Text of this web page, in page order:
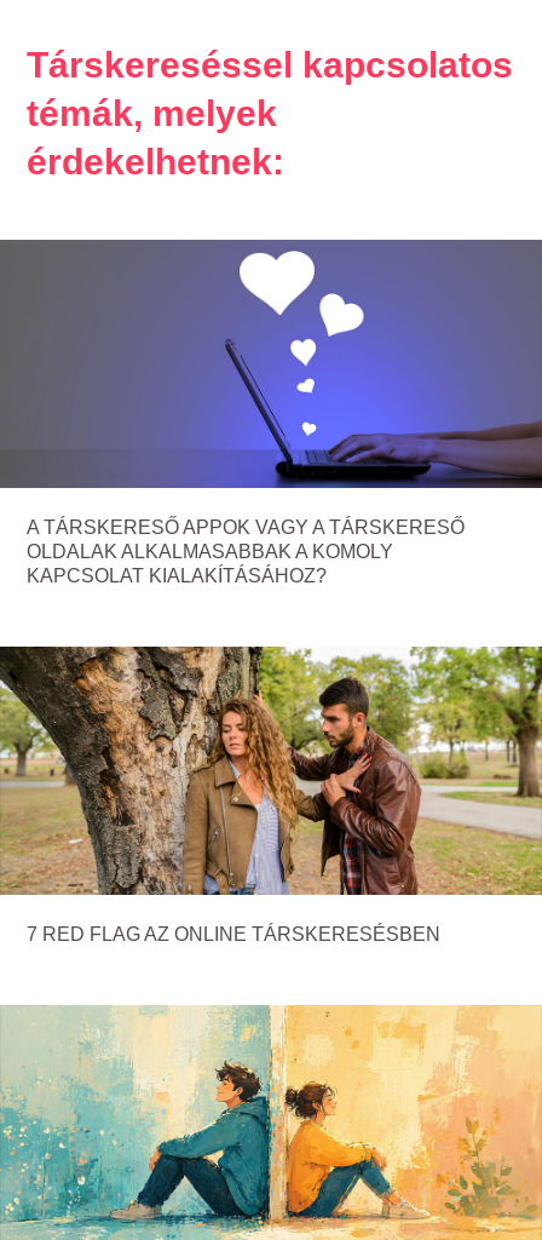
Társkereséssel kapcsolatos
témák, melyek
érdekelhetnek:
A TÁRSKERESŐ APPOK VAGY A TÁRSKERESŐ
OLDALAK ALKALMASABBAK A KOMOLY
KAPCSOLAT KIALAKÍTÁSÁHOZ?
7 RED FLAG AZ ONLINE TÁRSKERESÉSBEN